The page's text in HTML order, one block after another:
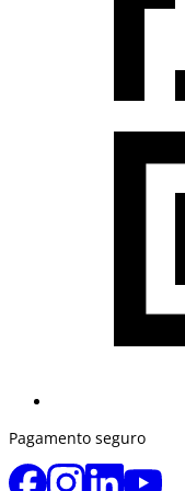
Pagamento seguro